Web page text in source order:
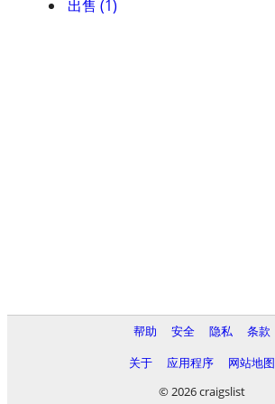
出售 (1)
帮助 安全 隐私
条款
关于
应用程序
网站地图
© 2026 craigslist